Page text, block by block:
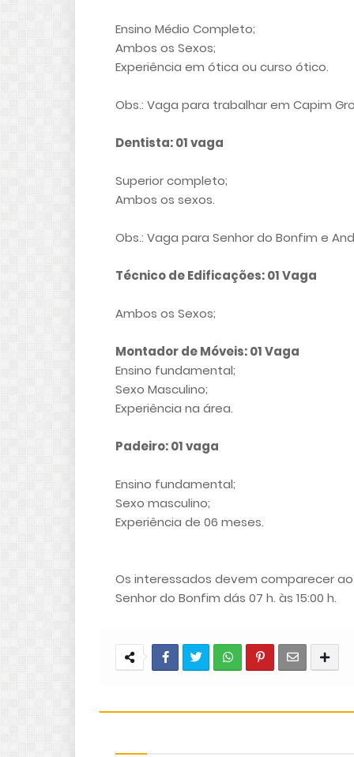
Ensino Médio Completo;
Ambos os Sexos;
Experiência em ótica ou curso ótico.
Obs.: Vaga para trabalhar em Capim
Dentista: 01 vaga
Superior completo;
Ambos os sexos.
Obs.: Vaga para Senhor do Bonfim e
Técnico de Edificações: 01 Vaga
Ambos os Sexos;
Montador de Móveis: 01 Vaga
Ensino fundamental;
Sexo Masculino;
Experiência na área.
Padeiro: 01 vaga
Ensino fundamental;
Sexo masculino;
Experiência de 06 meses.
Os interessados devem comparecer ao
Senhor do Bonfim dás 07 h. às 15:00 h.